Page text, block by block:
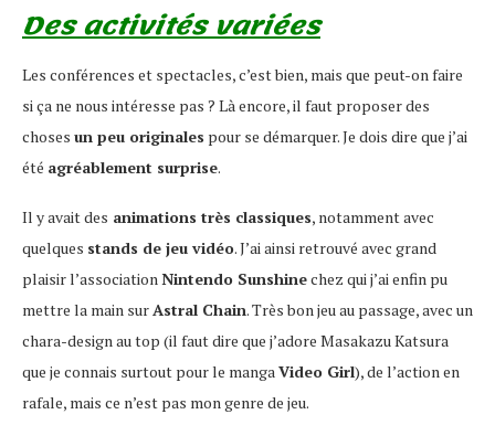
Des activités variées
Les conférences et spectacles, c’est bien, mais que peut-on faire
si ça ne nous intéresse pas ? Là encore, il faut proposer des
choses un peu originales pour se démarquer. Je dois dire que j’ai
été agréablement surprise.
Il y avait des animations très classiques, notamment avec
quelques stands de jeu vidéo. J’ai ainsi retrouvé avec grand
plaisir l’associationNintendo Sunshinechez qui j’ai enfin pu
mettre la main surAstral Chain. Très bon jeu au passage, avec un
chara-design au top (il faut dire que j’adore Masakazu Katsura
que je connais surtout pour le mangaVideo Girl), de l’action en
rafale, mais ce n’est pas mon genre de jeu.